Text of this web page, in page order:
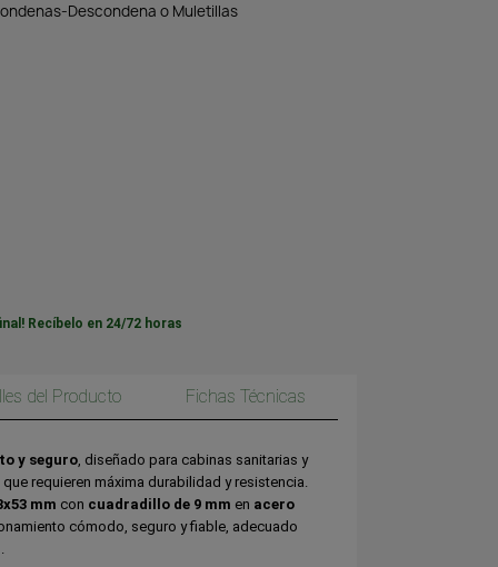
Descondena o Muletillas
Recíbelo en 24/72 horas
del Producto Fichas Técnicas
y seguro, diseñado para cabinas sanitarias y
requieren máxima durabilidad y resistencia.
mm con cuadradillo de 9 mm en acero
cómodo, seguro y fiable, adecuado